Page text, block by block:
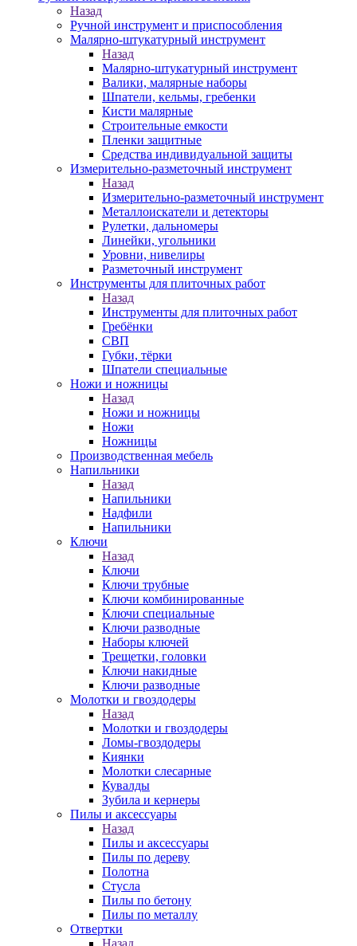
Назад
Ручной инструмент и приспособления
Малярно-штукатурный инструмент
Назад
Малярно-штукатурный инструмент
Валики, малярные наборы
Шпатели, кельмы, гребенки
Кисти малярные
Строительные емкости
Пленки защитные
Средства индивидуальной защиты
Измерительно-разметочный инструмент
Назад
Измерительно-разметочный инструмент
Металлоискатели и детекторы
Рулетки, дальномеры
Линейки, угольники
Уровни, нивелиры
Разметочный инструмент
Инструменты для плиточных работ
Назад
Инструменты для плиточных работ
Гребёнки
СВП
Губки, тёрки
Шпатели специальные
Ножи и ножницы
Назад
Ножи и ножницы
Ножи
Ножницы
Производственная мебель
Напильники
Назад
Напильники
Надфили
Напильники
Ключи
Назад
Ключи
Ключи трубные
Ключи комбинированные
Ключи специальные
Ключи разводные
Наборы ключей
Трещетки, головки
Ключи накидные
Ключи разводные
Молотки и гвоздодеры
Назад
Молотки и гвоздодеры
Ломы-гвоздодеры
Киянки
Молотки слесарные
Кувалды
Зубила и кернеры
Пилы и аксессуары
Назад
Пилы и аксессуары
Пилы по дереву
Полотна
Стусла
Пилы по бетону
Пилы по металлу
Отвертки
Назад